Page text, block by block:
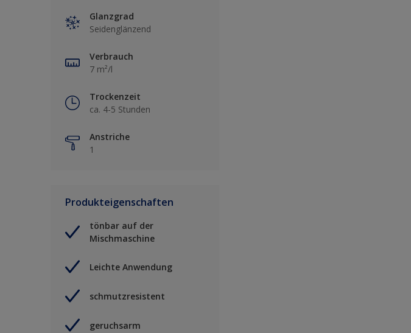
Glanzgrad
Seidenglänzend
Verbrauch
7 m²/l
Trockenzeit
ca. 4-5 Stunden
Anstriche
1
Produkteigenschaften
tönbar auf der
Mischmaschine
Leichte Anwendung
schmutzresistent
geruchsarm